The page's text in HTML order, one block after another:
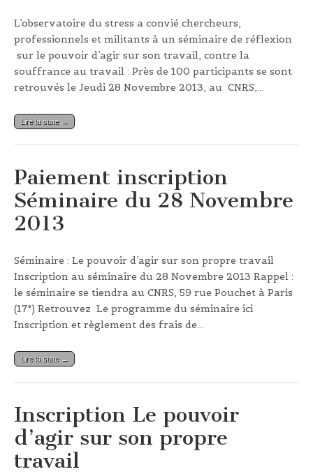
L’observatoire du stress a convié chercheurs,
professionnels et militants à un séminaire de réflexion
sur le pouvoir d’agir sur son travail, contre la
souffrance au travail : Près de 100 participants se sont
retrouvés le Jeudi 28 Novembre 2013, au CNRS,…
Lire la suite →
Paiement inscription
Séminaire du 28 Novembre
2013
Séminaire : Le pouvoir d’agir sur son propre travail
Inscription au séminaire du 28 Novembre 2013 Rappel :
le séminaire se tiendra au CNRS, 59 rue Pouchet à Paris
(17°) Retrouvez Le programme du séminaire ici
Inscription et règlement des frais de…
Lire la suite →
Inscription Le pouvoir
d’agir sur son propre
travail